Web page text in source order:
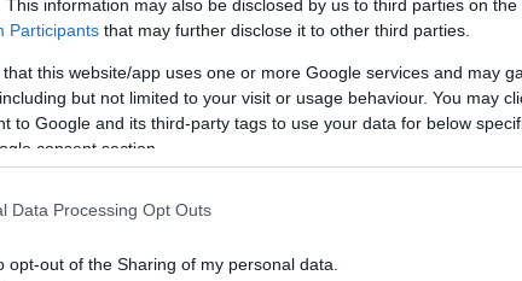
This information may also be disclosed by us to third parties on the
Participants that may further disclose it to other third parties.
that this website/app uses one or more Google services and may
but not limited to your visit or usage behaviour. You may
to Google and its third-party tags to use your data for below
consent section.
Data Processing Opt Outs
opt-out of the Sharing of my personal data.
το 1987, ανέφερε ότι το 5%-10%
προκλήθηκαν από υπερβολική
κάτω των 30 ετών,καιμεμονωμένα